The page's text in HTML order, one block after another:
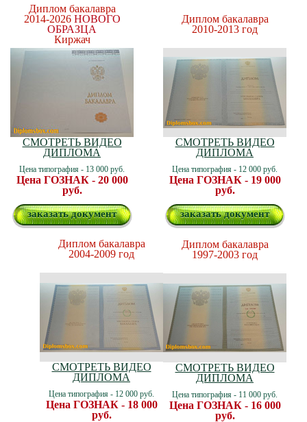
Диплом бакалавра
2014-2026 НОВОГО
ОБРАЗЦА
Киржач
СМОТРЕТЬ ВИДЕО
ДИПЛОМА
Цена типография - 13 000 руб.
Цена ГОЗНАК - 20 000
руб.
заказать документ
Диплом бакалавра
2010-2013 год
СМОТРЕТЬ ВИДЕО
ДИПЛОМА
Цена типография - 12 000 руб.
Цена ГОЗНАК - 19 000
руб.
заказать документ
Диплом бакалавра
2004-2009 год
СМОТРЕТЬ ВИДЕО
ДИПЛОМА
Цена типография - 12 000 руб.
Цена ГОЗНАК - 18 000
руб.
Диплом бакалавра
1997-2003 год
СМОТРЕТЬ ВИДЕО
ДИПЛОМА
Цена типография - 11 000 руб.
Цена ГОЗНАК - 16 000
руб.